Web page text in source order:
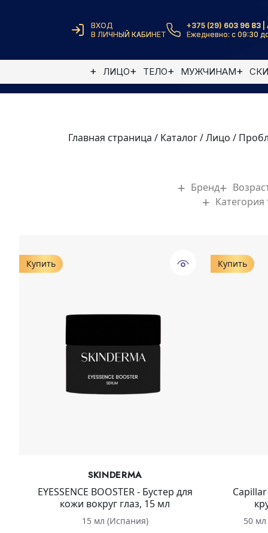
ВХОД
В ЛИЧНЫЙ КАБИНЕТ
+375 (29) 603 96 83 |
Ежедневно: с 09:30
ЛИЦО ТЕЛО МУЖЧИНАМ
Главная страница / Каталог/Лицо /
Бренд
Категория
Купить
SKINDERMA
EYESSENCE BOOSTER - Бустер для
кожи вокруг глаз, 15 мл
15 мл (Испания)
Купить
50